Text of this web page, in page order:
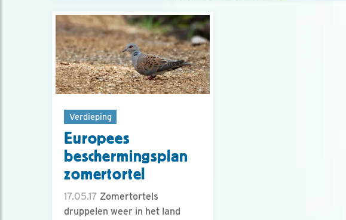
Verdieping
Europees
beschermingsplan
zomertortel
17.05.17 Zomertortels
druppelen weer in het land